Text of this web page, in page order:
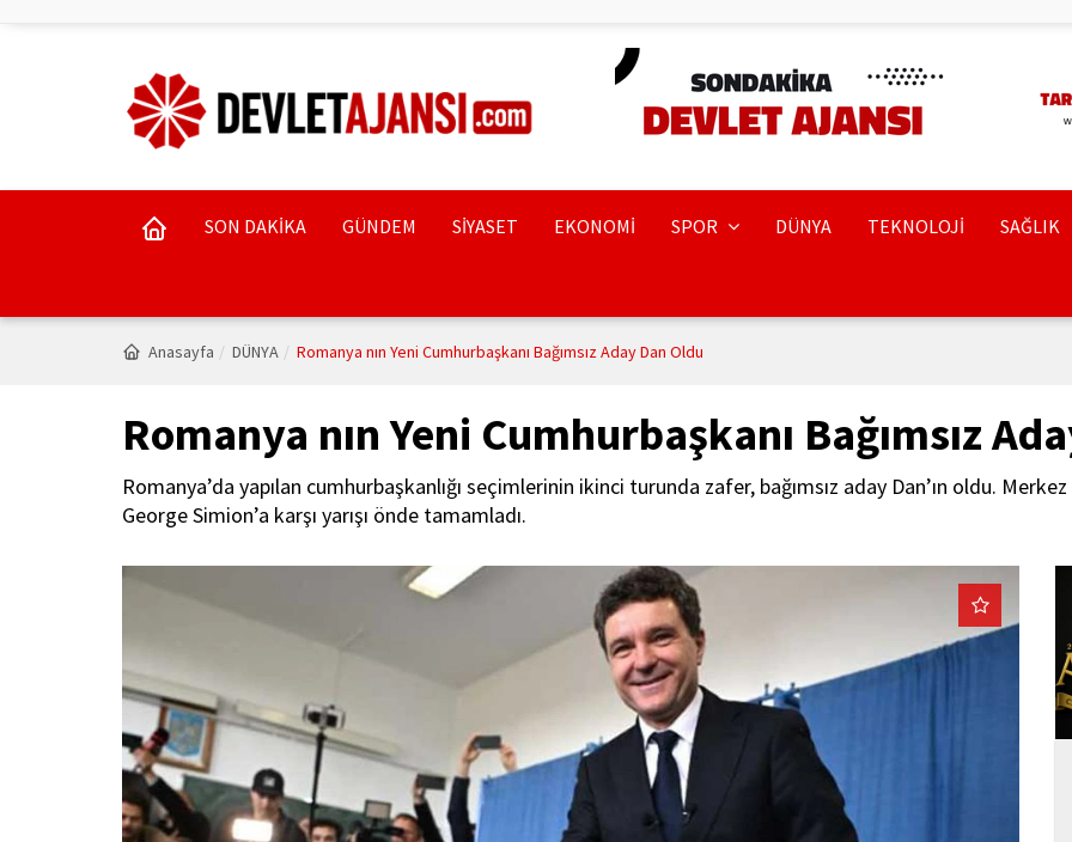
SON DAKİKA GÜNDEM SİYASET EKONOMİ SPOR DÜNYA TEKNOLOJİ SAĞLIK
Anasayfa DÜNYA Romanya nın Yeni Cumhurbaşkanı Bağımsız Aday Dan Oldu
Romanya nın Yeni Cumhurbaşkanı Bağımsız
Romanya’da yapılan cumhurbaşkanlığı seçimlerinin ikinci turunda zafer, bağımsız aday Dan’ın oldu.
George Simion’a karşı yarışı önde tamamladı.